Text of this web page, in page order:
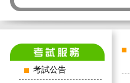
考試公告